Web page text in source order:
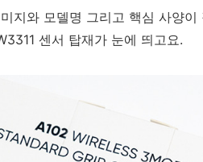
지와 모델명 그리고 핵심 사양이
센서 탑재가 눈에 띄고요.